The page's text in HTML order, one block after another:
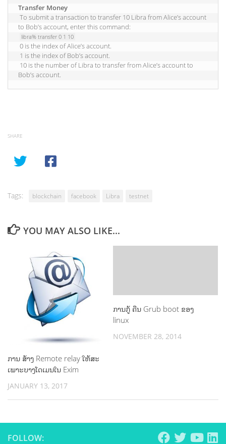
Transfer Money
to Bob’s account, enter this command:
libra% transfer 0 1 10
Bob’s account.
SHARE
Tags: blockchain facebook Libra testnet
YOU MAY ALSO LIKE...
ການ ສ້າງ Remote relay ໃຫ້ສະ
ເພາະບາງໂດເມນໃນ Exim
JANUARY 13, 2017
ການກູ້ ຄືນ Grub boot ຂອງ
linux
NOVEMBER 28, 2014
FOLLOW: